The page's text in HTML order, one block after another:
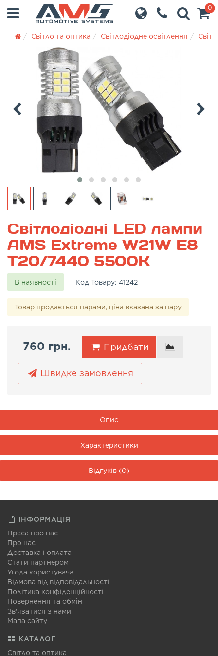
0
Світло та оптика Світлодіодне освітлення
Світлодіодні LED лампи
AMS Extreme W21W E8
T20/7440 5500K
В наявності Код Товару: 41242
Товар продається парами, ціна вказана за пару
760 грн. Придбати
Швидке замовлення
Опис
Характеристики
Відгуків (0)
ІНФОРМАЦІЯ
Преса про нас
Про нас
Доставка і оплата
Стати партнером
Угода користувача
Відмова від відповідальності
Політика конфіденційності
Повернення та обмін
Зв'язатися з нами
Мапа сайту
КАТАЛОГ
Світло та оптика